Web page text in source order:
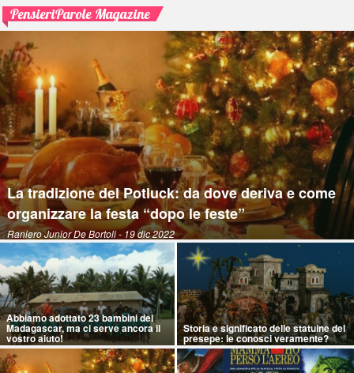
PensieriParole Magazine
La tradizione del Potluck: da dove deriva e come
organizzare la festa “dopo le feste”
Raniero Junior De Bortoli- 19 dic 2022
Abbiamo adottato 23 bambini del
Madagascar, ma ci serve ancora il
vostro aiuto!
Storia e significato delle statuine del
presepe: le conosci veramente?